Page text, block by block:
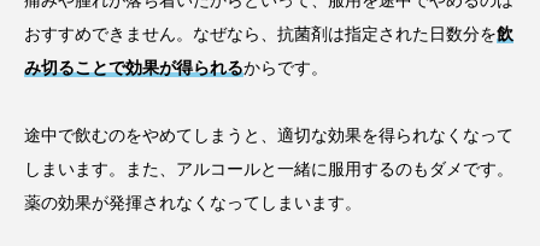
おすすめできません。なぜなら、抗菌剤は指定された日数分を飲
み切ることで効果が得られるからです。
途中で飲むのをやめてしまうと、適切な効果を得られなくなって
しまいます。また、アルコールと一緒に服用するのもダメです。
薬の効果が発揮されなくなってしまいます。